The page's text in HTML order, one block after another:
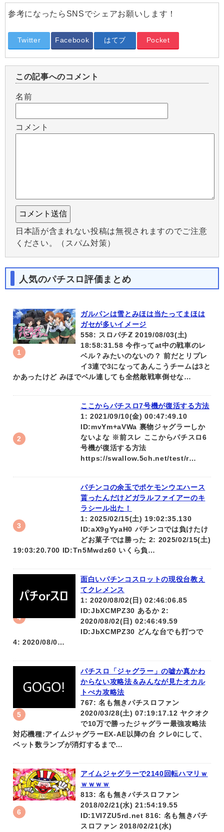
参考になったらSNSでシェアお願いします！
Twitter Facebook はてブ Pocket
この記事へのコメント
名前
コメント
日本語が含まれない投稿は無視されますのでご注意
ください。（スパム対策）
人気のパチスロ評価まとめ
ガルパンは雪とみほは当たってまほは
ガセが多いイメージ
558: スロパチℤ 2019/08/03(土)
18:58:31.58 今作ってat中の戦車のレ
ベル？みたいのないの？ 前だとリプレ
イ3連で3になってあんこうチームは3と
かあったけど みほでベル連しても全然敵戦車倒せな…
ここからパチスロ7号機が復活する方法
1: 2021/09/10(金) 00:47:49.10
ID:mvYm+aVWa 裏物ジャグラーしか
ないよな ※前スレ ここからパチスロ6
号機が復活する方法
https://swallow.5ch.net/test/r…
パチンコの余玉でポケモンウエハース
貰ったんだけどガラルファイアーのキ
ラシール出た！
1: 2025/02/15(土) 19:02:35.130
ID:aX9gYyaH0 パチンコでは負けたけ
どお菓子では勝った 2: 2025/02/15(土)
19:03:20.700 ID:Tn5Mwdz60 いくら負…
面白いパチンコスロットの現役台教え
てクレメンス
1: 2020/08/02(日) 02:46:06.85
ID:JbXCMPZ30 あるか 2:
2020/08/02(日) 02:46:49.59
ID:JbXCMPZ30 どんな台でも打つで
4: 2020/08/0…
パチスロ「ジャグラー」の嘘か真かわ
からない攻略法＆みんなが見たオカル
トぺカ攻略法
767: 名も無きパチスロファン
2020/03/28(土) 07:19:17.12 ヤクオク
で10万で勝ったジャグラー最強攻略法
対応機種:アイムジャグラーEX‐AE以降の台 クレ0にして、
ベット数ランプが消灯するまで…
アイムジャグラーで2140回転ハマリｗ
ｗｗｗｗ
813: 名も無きパチスロファン
2018/02/21(水) 21:54:19.55
ID:1VI7ZU5rd.net 816: 名も無きパチ
スロファン 2018/02/21(水)